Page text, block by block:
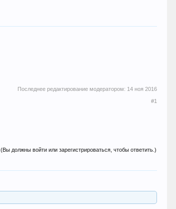
Последнее редактирование модератором: 14 ноя 2016
#1
(Вы должны войти или зарегистрироваться, чтобы ответить.)